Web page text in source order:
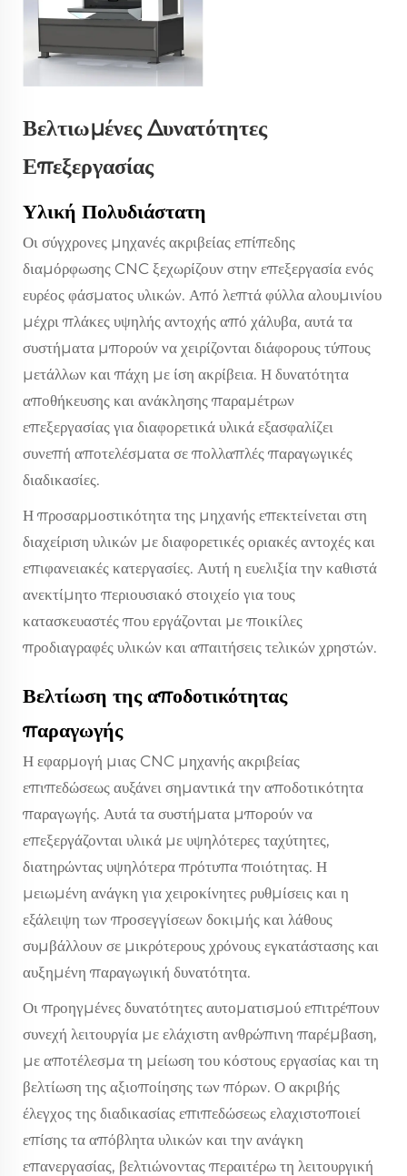
Βελτιωμένες Δυνατότητες
Επεξεργασίας
Υλική Πολυδιάστατη
Οι σύγχρονες μηχανές ακριβείας επίπεδης
διαμόρφωσης CNC ξεχωρίζουν στην επεξεργασία ενός
ευρέος φάσματος υλικών. Από λεπτά φύλλα αλουμινίου
μέχρι πλάκες υψηλής αντοχής από χάλυβα, αυτά τα
συστήματα μπορούν να χειρίζονται διάφορους τύπους
μετάλλων και πάχη με ίση ακρίβεια. Η δυνατότητα
αποθήκευσης και ανάκλησης παραμέτρων
επεξεργασίας για διαφορετικά υλικά εξασφαλίζει
συνεπή αποτελέσματα σε πολλαπλές παραγωγικές
διαδικασίες.
Η προσαρμοστικότητα της μηχανής επεκτείνεται στη
διαχείριση υλικών με διαφορετικές οριακές αντοχές και
επιφανειακές κατεργασίες. Αυτή η ευελιξία την καθιστά
ανεκτίμητο περιουσιακό στοιχείο για τους
κατασκευαστές που εργάζονται με ποικίλες
προδιαγραφές υλικών και απαιτήσεις τελικών χρηστών.
Βελτίωση της αποδοτικότητας
παραγωγής
Η εφαρμογή μιας CNC μηχανής ακριβείας
επιπεδώσεως αυξάνει σημαντικά την αποδοτικότητα
παραγωγής. Αυτά τα συστήματα μπορούν να
επεξεργάζονται υλικά με υψηλότερες ταχύτητες,
διατηρώντας υψηλότερα πρότυπα ποιότητας. Η
μειωμένη ανάγκη για χειροκίνητες ρυθμίσεις και η
εξάλειψη των προσεγγίσεων δοκιμής και λάθους
συμβάλλουν σε μικρότερους χρόνους εγκατάστασης και
αυξημένη παραγωγική δυνατότητα.
Οι προηγμένες δυνατότητες αυτοματισμού επιτρέπουν
συνεχή λειτουργία με ελάχιστη ανθρώπινη παρέμβαση,
με αποτέλεσμα τη μείωση του κόστους εργασίας και τη
βελτίωση της αξιοποίησης των πόρων. Ο ακριβής
έλεγχος της διαδικασίας επιπεδώσεως ελαχιστοποιεί
επίσης τα απόβλητα υλικών και την ανάγκη
επανεργασίας, βελτιώνοντας περαιτέρω τη λειτουργική